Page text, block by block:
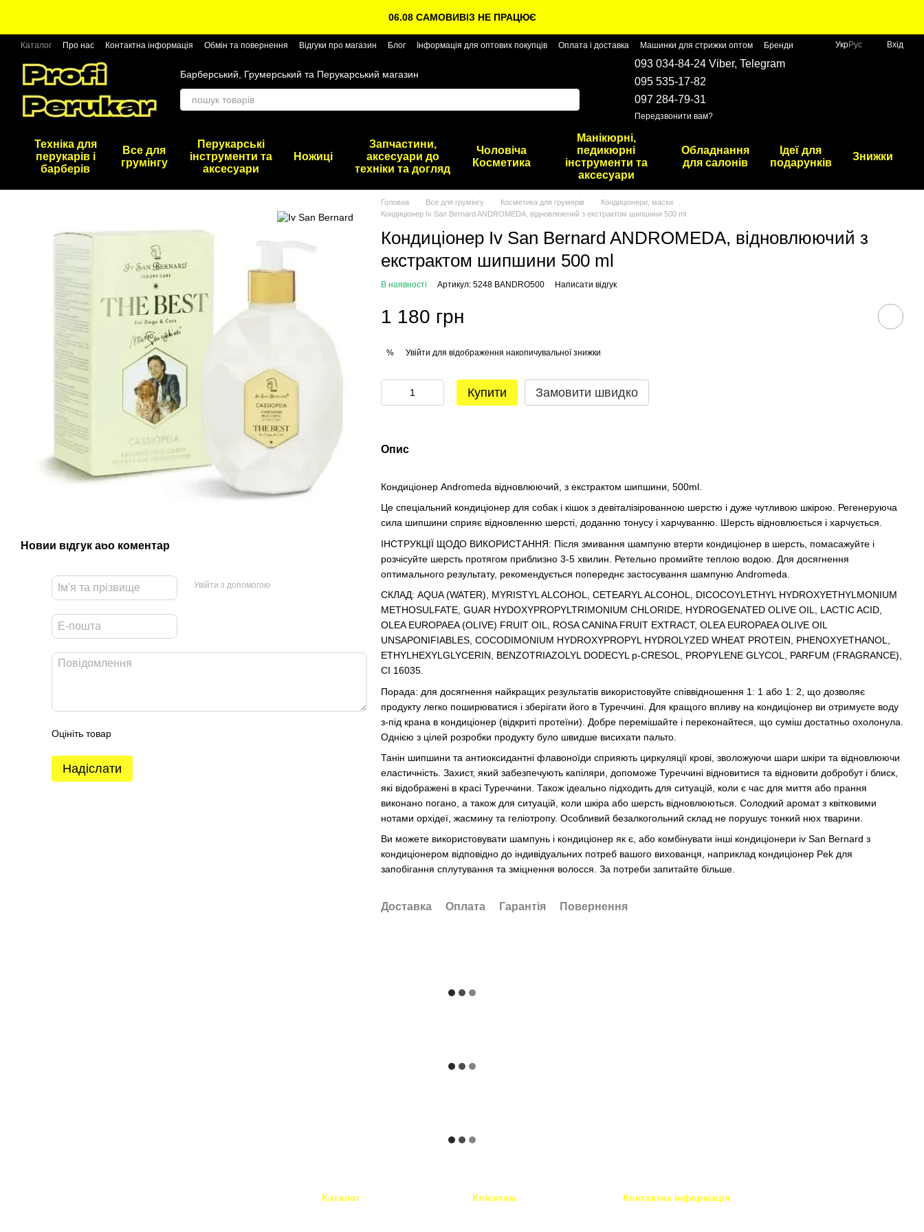
06.08 САМОВИВІЗ НЕ ПРАЦЮЄ
Каталог Про нас Контактна інформація Обмін та повернення Відгуки про магазин Блог Інформація для оптових покупців Оплата і доставка Машинки для стрижки оптом Бренди УкрРус Вхід
Барберський, Грумерський та Перукарський магазин
093 034-84-24 Viber, Telegram
095 535-17-82
097 284-79-31
Передзвонити вам?
Техніка для
перукарів і
барберів
Все для
грумінгу
Перукарські
інструменти та
аксесуари
Ножиці
Запчастини,
аксесуари до
техніки та догляд
Чоловіча
Косметика
Манікюрні,
педикюрні
інструменти та
аксесуари
Обладнання
для салонів
Ідеї для
подарунків
Знижки
Новий відгук або коментар
Увійти з допомогою
Оцініть товар
Надіслати
Головна Все для грумінгу Косметика для грумерів
Кондиціонери, маски
Кондиціонер Iv San Bernard ANDROMEDA, відновлюючий з екстрактом шипшини 500 ml
Кондиціонер Iv San Bernard ANDROMEDA, відновлюючий з
екстрактом шипшини 500 ml
В наявності Артикул: 5248 BANDRO500 Написати відгук
1 180 грн
% Увійти для відображення накопичувальної знижки
Купити Замовити швидко
Опис
Кондиціонер Andromeda відновлюючий, з екстрактом шипшини, 500ml.
Це спеціальний кондиціонер для собак і кішок з девіталізірованною шерстю і дуже чутливою шкірою. Регенеруюча
сила шипшини сприяє відновленню шерсті, доданню тонусу і харчуванню. Шерсть відновлюється і харчується.
ІНСТРУКЦІЇ ЩОДО ВИКОРИСТАННЯ: Після змивання шампуню втерти кондиціонер в шерсть, помасажуйте і
розчісуйте шерсть протягом приблизно 3-5 хвилин. Ретельно промийте теплою водою. Для досягнення
оптимального результату, рекомендується попереднє застосування шампуню Andromeda.
СКЛАД: AQUA (WATER), MYRISTYL ALCOHOL, CETEARYL ALCOHOL, DICOCOYLETHYL HYDROXYETHYLMONIUM
METHOSULFATE, GUAR HYDOXYPROPYLTRIMONIUM CHLORIDE, HYDROGENATED OLIVE OIL, LACTIC ACID,
OLEA EUROPAEA (OLIVE) FRUIT OIL, ROSA CANINA FRUIT EXTRACT, OLEA EUROPAEA OLIVE OIL
UNSAPONIFIABLES, COCODIMONIUM HYDROXYPROPYL HYDROLYZED WHEAT PROTEIN, PHENOXYETHANOL,
ETHYLHEXYLGLYCERIN, BENZOTRIAZOLYL DODECYL p-CRESOL, PROPYLENE GLYCOL, PARFUM (FRAGRANCE),
CI 16035.
Порада: для досягнення найкращих результатів використовуйте співвідношення 1: 1 або 1: 2, що дозволяє
продукту легко поширюватися і зберігати його в Туреччині. Для кращого впливу на кондиціонер ви отримуєте воду
з-під крана в кондиціонер (відкриті протеїни). Добре перемішайте і переконайтеся, що суміш достатньо охолонула.
Однією з цілей розробки продукту було швидше висихати пальто.
Танін шипшини та антиоксидантні флавоноїди сприяють циркуляції крові, зволожуючи шари шкіри та відновлюючи
еластичність. Захист, який забезпечують капіляри, допоможе Туреччині відновитися та відновити добробут і блиск,
які відображені в красі Туреччини. Також ідеально підходить для ситуацій, коли є час для миття або прання
виконано погано, а також для ситуацій, коли шкіра або шерсть відновлюються. Солодкий аромат з квітковими
нотами орхідеї, жасмину та геліотропу. Особливий безалкогольний склад не порушує тонкий нюх тварини.
Ви можете використовувати шампунь і кондиціонер як є, або комбінувати інші кондиціонери iv San Bernard з
кондиціонером відповідно до індивідуальних потреб вашого вихованця, наприклад кондиціонер Pek для
запобігання сплутування та зміцнення волосся. За потреби запитайте більше.
Доставка Оплата Гарантія Повернення
Каталог Клієнтам Контактна інформація